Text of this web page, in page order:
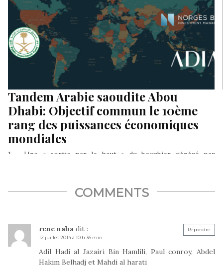
Tandem Arabie saoudite Abou
Dhabi: Objectif commun le 10ème
rang des puissances économiques
mondiales
1 – Une « sortie par le haut » du bourbier généré par
COMMENTS
rene naba dit :
12 juillet 2014 à 10 h 36 min
Adil Hadi al Jazairi Bin Hamlili, Paul conroy, Abdel
Hakim Belhadj et Mahdi al harati
Répondre